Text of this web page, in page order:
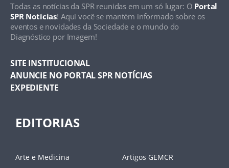
Todas as notícias da SPR reunidas em um só lugar: O Portal
SPR Notícias! Aqui você se mantém informado sobre os
eventos e novidades da Sociedade e o mundo do
Diagnóstico por Imagem!
SITE INSTITUCIONAL
ANUNCIE NO PORTAL SPR NOTÍCIAS
EXPEDIENTE
EDITORIAS
Arte e Medicina Artigos GEMCR